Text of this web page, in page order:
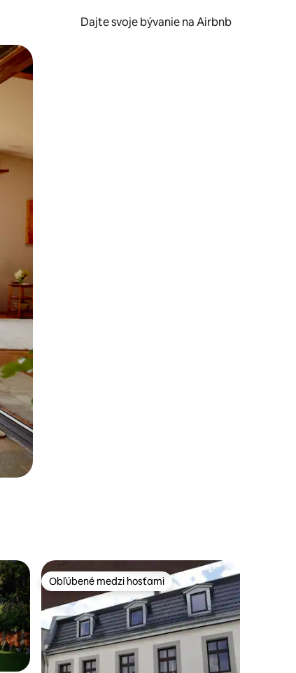
Dajte svoje bývanie na Airbnb
dotykových gest či potiahnutia prstom.
Obľúbené medzi hosťami
Obľúbené medzi hosťami